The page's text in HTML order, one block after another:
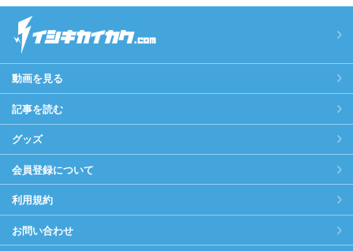
動画を見る
記事を読む
グッズ
会員登録について
利用規約
お問い合わせ